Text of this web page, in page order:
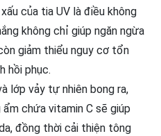
của tia UV là điều không
không chỉ giúp ngăn ngừa
giảm thiểu nguy cơ tổn
hồi phục.
lớp vảy tự nhiên bong ra,
chứa vitamin C sẽ giúp
đồng thời cải thiện tông